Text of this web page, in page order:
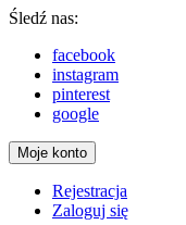
Śledź nas:
facebook
instagram
pinterest
google
Moje konto
Rejestracja
Zaloguj się